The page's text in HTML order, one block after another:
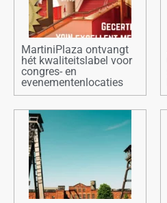
MartiniPlaza ontvangt
hét kwaliteitslabel voor
congres- en
evenementenlocaties